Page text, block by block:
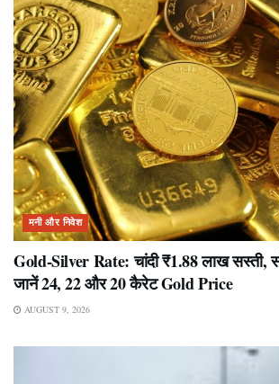
मनी और निवेश
Gold-Silver Rate: चांदी ₹1.88 लाख सस्ती,
जानें 24, 22 और 20 कैरेट Gold Price
AUGUST 9, 2026